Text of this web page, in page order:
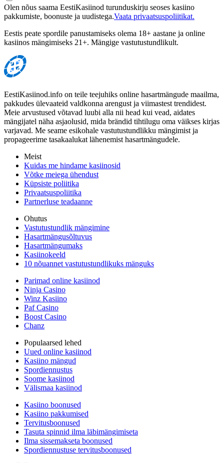
Olen nõus saama EestiKasiinod turunduskirju seoses kasiino
pakkumiste, boonuste ja uudistega.Vaata privaatsuspoliitikat.
Eestis peate spordile panustamiseks olema 18+ aastane ja online
kasiinos mängimiseks 21+. Mängige vastutustundlikult.
EestiKasiinod.info on teile teejuhiks online hasartmängude maailma,
pakkudes ülevaateid valdkonna arengust ja viimastest trendidest.
Meie arvustused võtavad luubi alla nii head kui vead, aidates
mängijatel näha asjaolusid, mida brändid tihtilugu oma väikses kirjas
varjavad. Me seame esikohale vastutustundlikku mängimist ja
propageerime tasakaalukat lähenemist hasartmängudele.
Meist
Kuidas me hindame kasiinosid
Võtke meiega ühendust
Küpsiste poliitika
Privaatsuspoliitika
Partnerluse teadaanne
Ohutus
Vastutustundlik mängimine
Hasartmängusõltuvus
Hasartmängumaks
Kasiinokeeld
10 nõuannet vastutustundlikuks mänguks
Parimad online kasiinod
Ninja Casino
Winz Kasiino
Paf Casino
Boost Casino
Chanz
Populaarsed lehed
Uued online kasiinod
Kasiino mängud
Spordiennustus
Soome kasiinod
Välismaa kasiinod
Kasiino boonused
Kasiino pakkumised
Tervitusboonused
Tasuta spinnid ilma läbimängimiseta
Ilma sissemakseta boonused
Spordiennustuse tervitusboonused